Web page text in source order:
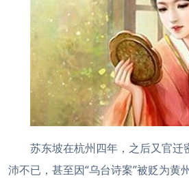
苏东坡在杭州四年，之后又官迁
沛不已，甚至因“乌台诗案”被贬为黄